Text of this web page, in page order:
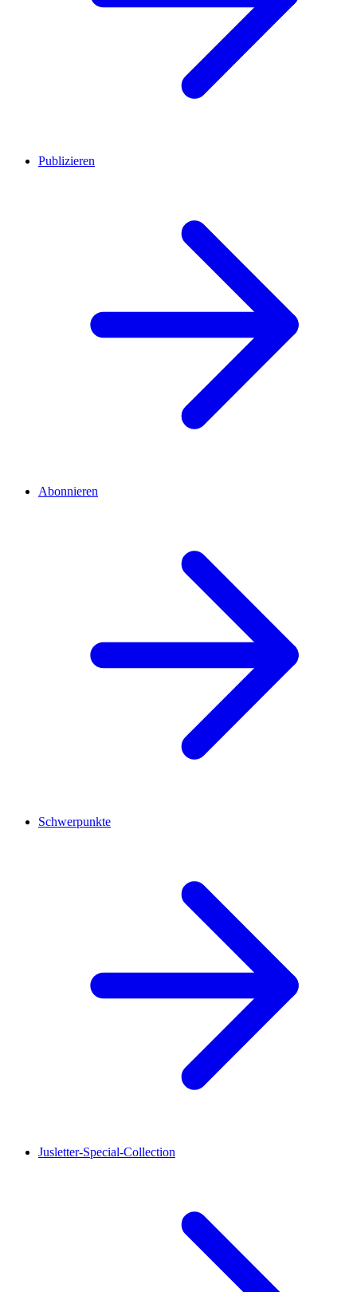
Publizieren
Abonnieren
Schwerpunkte
Jusletter-Special-Collection